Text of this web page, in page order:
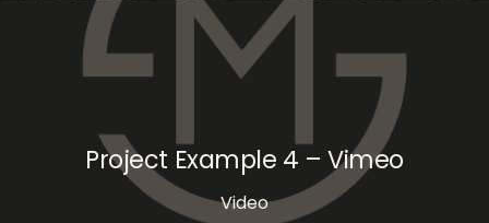
Project Example 4 – Vimeo
Video